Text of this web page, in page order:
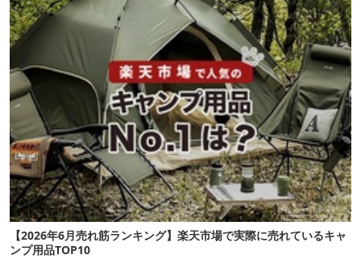
【2026年6月売れ筋ランキング】楽天市場で実際に売れているキャ
ンプ用品TOP10